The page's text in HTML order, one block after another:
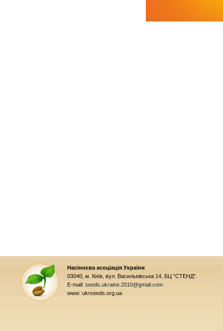
Насіннєва асоціація України
03040, м. Київ, вул. Васильківська 14, БЦ "СТЕНД".
E-mail: seeds.ukraine.2010@gmail.com
www: ukrseeds.org.ua